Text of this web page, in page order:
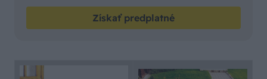
Získať predplatné